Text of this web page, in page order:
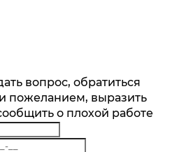
шт.
шт.
обновления
и специальных
вопрос, обратиться
пожеланием, выразить
о плохой работе